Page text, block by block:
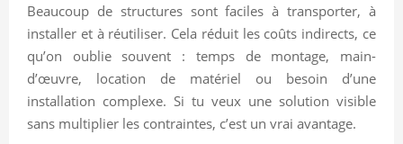
Beaucoup de structures sont faciles à transporter, à
installer et à réutiliser. Cela réduit les coûts indirects, ce
qu’on oublie souvent : temps de montage, main-
d’œuvre, location de matériel ou besoin d’une
installation complexe. Si tu veux une solution visible
sans multiplier les contraintes, c’est un vrai avantage.